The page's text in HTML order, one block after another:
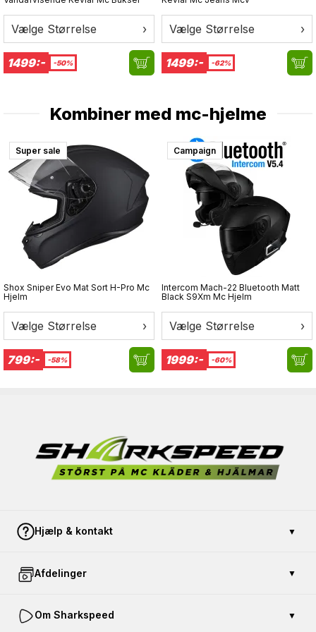
3D-formede kno-beskyttelser
Forbøjede fingre for bedre pasform og kontrol
Forstærkninger i håndfladen
Komfortpaneler ved fingre og håndled
Kort sporty manchet
Touchscreen-kompatible fingerspidser
mange kilometer.
Vælge Størrelse ›
1499:- -50%
Vælge Størrelse ›
1499:- -62%
Kombiner med mc-hjelme
Super sale
Shox Sniper Evo Mat Sort H-Pro Mc
Hjelm
Vælge Størrelse ›
799:- -58%
Campaign
Intercom Mach-22 Bluetooth Matt
Black S9Xm Mc Hjelm
Vælge Størrelse ›
1999:- -60%
Hjælp & kontakt ▼
Kontakt os
Åbent køb
Afdelinger ▼
Køb gavekort
Om Sharkspeed ▼